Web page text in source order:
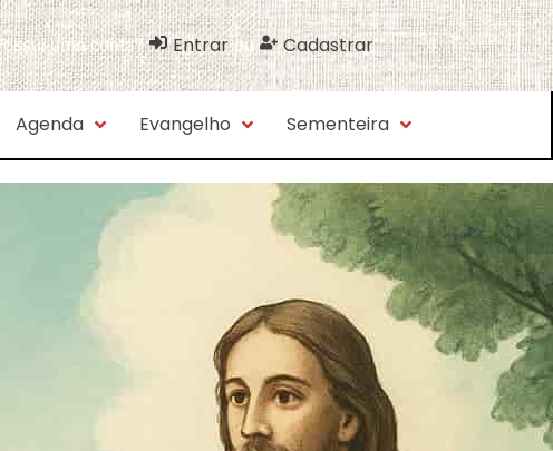
uma conta? Entrar ou Cadastrar
Agenda Evangelho Sementeira